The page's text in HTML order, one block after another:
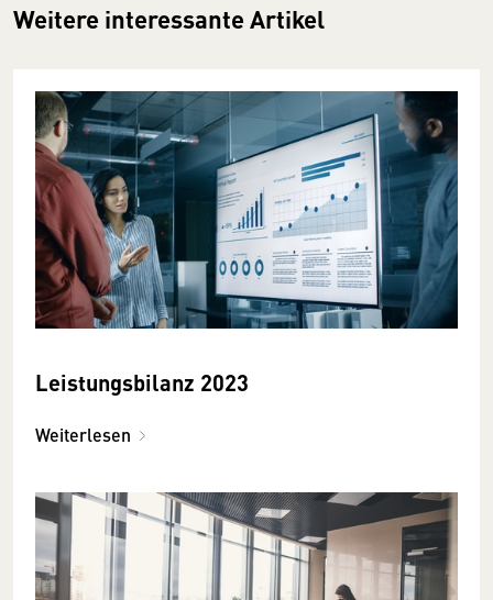
Weitere interessante Artikel
Leistungsbilanz 2023
Weiterlesen